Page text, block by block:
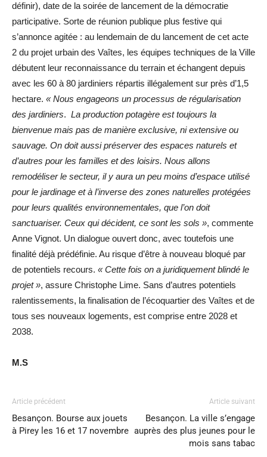
définir), date de la soirée de lancement de la démocratie
participative. Sorte de réunion publique plus festive qui
s’annonce agitée : au lendemain de du lancement de cet acte
2 du projet urbain des Vaîtes, les équipes techniques de la Ville
débutent leur reconnaissance du terrain et échangent depuis
avec les 60 à 80 jardiniers répartis illégalement sur près d’1,5
hectare. « Nous engageons un processus de régularisation
des jardiniers. La production potagère est toujours la
bienvenue mais pas de manière exclusive, ni extensive ou
sauvage. On doit aussi préserver des espaces naturels et
d’autres pour les familles et des loisirs. Nous allons
remodéliser le secteur, il y aura un peu moins d’espace utilisé
pour le jardinage et à l’inverse des zones naturelles protégées
pour leurs qualités environnementales, que l’on doit
sanctuariser. Ceux qui décident, ce sont les sols », commente
Anne Vignot. Un dialogue ouvert donc, avec toutefois une
finalité déjà prédéfinie. Au risque d’être à nouveau bloqué par
de potentiels recours. « Cette fois on a juridiquement blindé le
projet », assure Christophe Lime. Sans d’autres potentiels
ralentissements, la finalisation de l’écoquartier des Vaîtes et de
tous ses nouveaux logements, est comprise entre 2028 et
2038.
M.S
Article précédent
Besançon. Bourse aux jouets
à Pirey les 16 et 17 novembre
Article suivant
Besançon. La ville s’engage
auprès des plus jeunes pour le
mois sans tabac